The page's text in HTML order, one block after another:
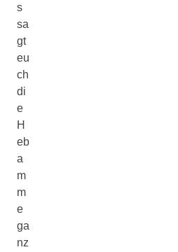
s
sa
gt
eu
ch
di
e
H
eb
a
m
m
e
ga
nz